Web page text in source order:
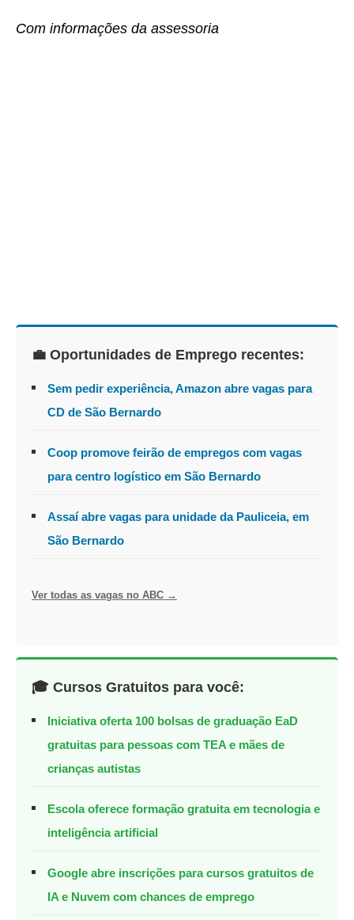
Com informações da assessoria
💼 Oportunidades de Emprego recentes:
Sem pedir experiência, Amazon abre vagas para
CD de São Bernardo
Coop promove feirão de empregos com vagas
para centro logístico em São Bernardo
Assaí abre vagas para unidade da Pauliceia, em
São Bernardo
Ver todas as vagas no ABC →
🎓 Cursos Gratuitos para você:
Iniciativa oferta 100 bolsas de graduação EaD
gratuitas para pessoas com TEA e mães de
crianças autistas
Escola oferece formação gratuita em tecnologia e
inteligência artificial
Google abre inscrições para cursos gratuitos de
IA e Nuvem com chances de emprego